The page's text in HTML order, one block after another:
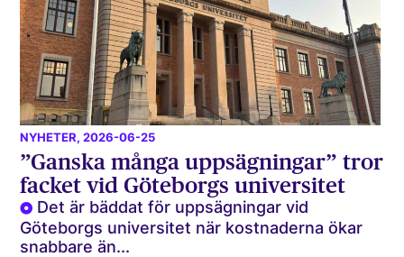
NYHETER, 2026-06-25
”Ganska många uppsägningar” tror
facket vid Göteborgs universitet
Det är bäddat för uppsägningar vid
Göteborgs universitet när kostnaderna ökar
snabbare än...